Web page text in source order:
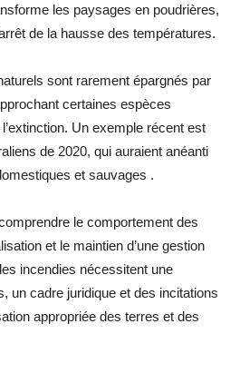
les paysages en poudrières,
de la hausse des températures.
sont rarement épargnés par
certaines espèces
Un exemple récent est
de 2020, qui auraient anéanti
et sauvages .
le comportement des
et le maintien d’une gestion
incendies nécessitent une
un cadre juridique et des incitations
appropriée des terres et des